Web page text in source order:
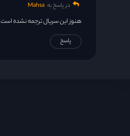
در پاسخ به Mahsa
هنوز این سریال ترجمه نشده است
پاسخ